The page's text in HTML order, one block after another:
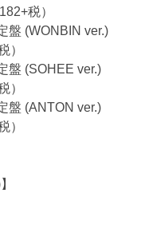
税）
盤 (WONBIN ver.)
）
盤 (SOHEE ver.)
）
盤 (ANTON ver.)
）